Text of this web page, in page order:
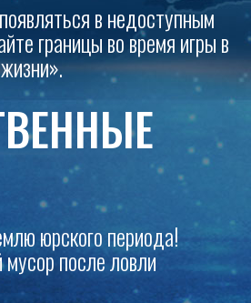
в недоступным
границы во время игры в
юрского периода!
после ловли